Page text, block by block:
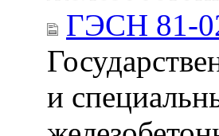
ГЭСН 81-
и